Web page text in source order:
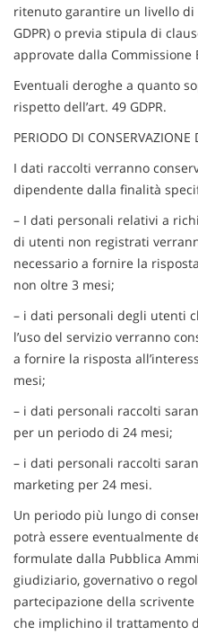
ritenuto garantire un livello di
GDPR) o previa stipula di
approvate dalla Commissione
Eventuali deroghe a quanto
rispetto dell’art. 49 GDPR.
PERIODO DI CONSERVAZIONE
I dati raccolti verranno
dipendente dalla finalità
– I dati personali relativi a
di utenti non registrati
necessario a fornire la
non oltre 3 mesi;
– i dati personali degli utenti
l’uso del servizio verranno
a fornire la risposta
mesi;
– i dati personali raccolti
per un periodo di 24 mesi;
– i dati personali raccolti
marketing per 24 mesi.
Un periodo più lungo di
potrà essere eventualmente
formulate dalla Pubblica
giudiziario, governativo o
partecipazione della
che implichino il trattamento